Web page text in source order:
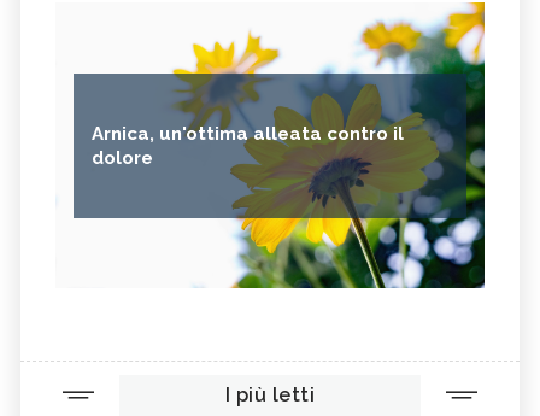
Arnica, un'ottima alleata contro il
dolore
I più letti